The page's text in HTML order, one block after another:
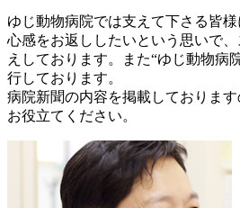
ゆじ動物病院では支えて下さる皆
心感をお返ししたいという思いで
えしております。また“ゆじ動物病
行しております。
病院新聞の内容を掲載しておりま
お役立てください。